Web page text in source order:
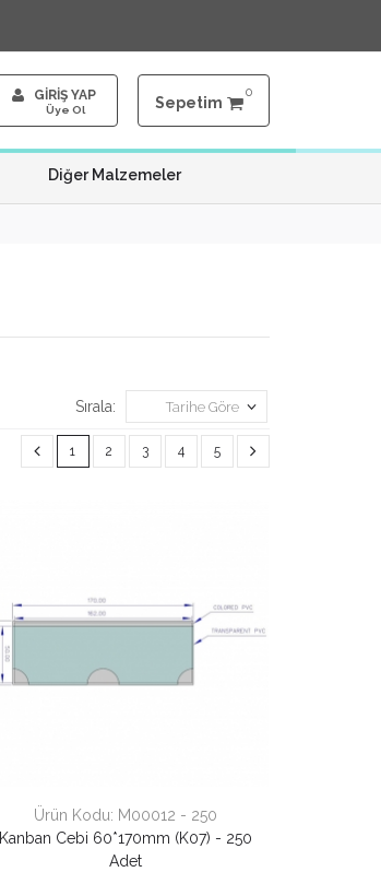
GİRİŞ YAP
Üye Ol Sepetim
0
Diğer Malzemeler
Sırala: Tarihe Göre
1 2 3 4 5
Ürün Kodu: M00012 - 250
Kanban Cebi 60*170mm (K07) - 250
Adet